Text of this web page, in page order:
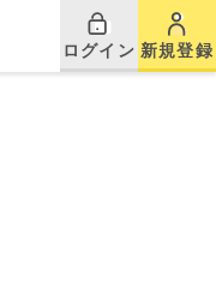
ログイン 新規登録